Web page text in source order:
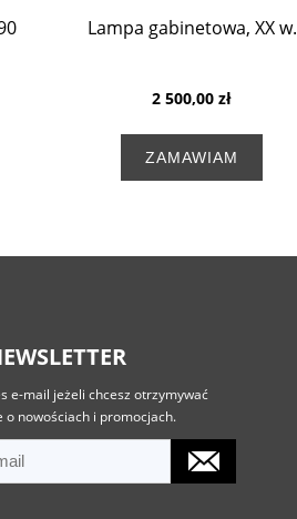
Lampa gabinetowa, XX w.
2 500,00 zł
ZAMAWIAM
e-mail jeżeli chcesz otrzymywać
o nowościach i promocjach.